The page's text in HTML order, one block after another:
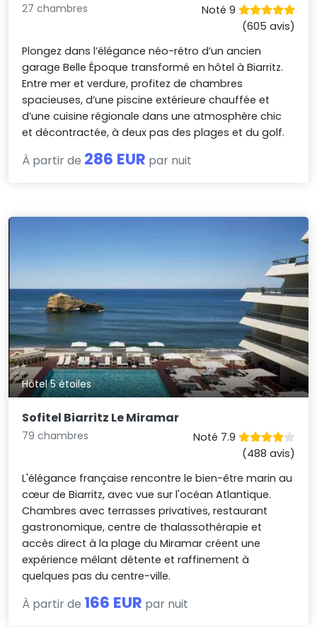
27 chambres
Noté 9
(605 avis)
Plongez dans l’élégance néo-rétro d’un ancien
garage Belle Époque transformé en hôtel à Biarritz.
Entre mer et verdure, profitez de chambres
spacieuses, d’une piscine extérieure chauffée et
d’une cuisine régionale dans une atmosphère chic
et décontractée, à deux pas des plages et du golf.
À partir de 286 EUR par nuit
Hôtel 5 étoiles
Sofitel Biarritz Le Miramar
79 chambres
Noté 7.9
(488 avis)
L'élégance française rencontre le bien-être marin au
cœur de Biarritz, avec vue sur l'océan Atlantique.
Chambres avec terrasses privatives, restaurant
gastronomique, centre de thalassothérapie et
accès direct à la plage du Miramar créent une
expérience mêlant détente et raffinement à
quelques pas du centre-ville.
À partir de 166 EUR par nuit